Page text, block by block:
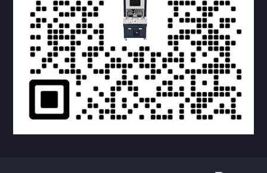
提交您的需求，获取产品资料与报价